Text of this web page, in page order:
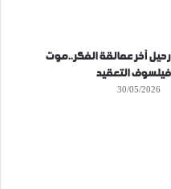
رحيل آخر عمالقة الفكر..موت
فيلسوف التعقيد
30/05/2026